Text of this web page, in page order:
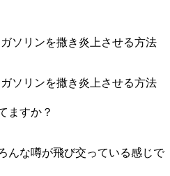
ソリンを撒き炎上させる方法
ソリンを撒き炎上させる方法
ますか？
んな噂が飛び交っている感じで